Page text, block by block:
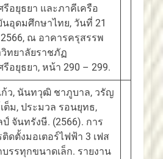
อยุธยา และภาคีเครือ
อุดมศึกษาไทย, วันที่ 21
ณ อาคารครุสรรพ
ทยาลัยราชภัฏ
อยุธยา, หน้า 290 – 299.
ว, นันทวุฒิ ชาภูบาล, วรัญ
ต็ม, ประมวล รอนยุทธ,
จันทรังษี. (2566). การ
ดตั้งมอเตอร์ไฟฟ้า 3 เฟส
รรทุกขนาดเล็ก. รายงาน